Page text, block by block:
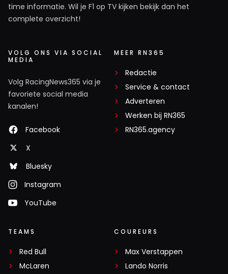
time informatie. Wil je F1 op TV kijken bekijk dan het
complete overzicht!
VOLG ONS VIA SOCIAL
MEDIA
Volg RacingNews365 via je
favoriete social media
kanalen!
Facebook
X
Bluesky
Instagram
YouTube
MEER RN365
Redactie
Service & contact
Adverteren
Werken bij RN365
RN365.agency
TEAMS
Red Bull
McLaren
COUREURS
Max Verstappen
Lando Norris